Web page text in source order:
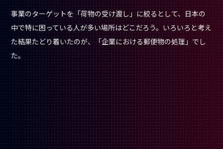
事業のターゲットを「荷物の受け渡し」に絞るとして、日本の
中で特に困っている人が多い場所はどこだろう。いろいろと考え
た結果たどり着いたのが、「企業における郵便物の処理」でし
た。